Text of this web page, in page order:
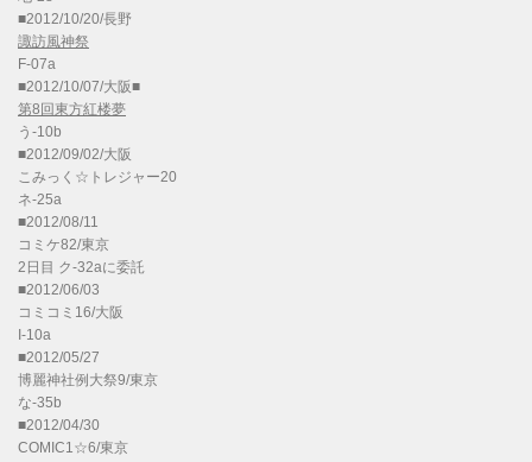
■2012/10/20/長野
諏訪風神祭
F-07a
■2012/10/07/大阪■
第8回東方紅楼夢
う-10b
■2012/09/02/大阪
こみっく☆トレジャー20
ネ-25a
■2012/08/11
コミケ82/東京
2日目 ク-32aに委託
■2012/06/03
コミコミ16/大阪
I-10a
■2012/05/27
博麗神社例大祭9/東京
な-35b
■2012/04/30
COMIC1☆6/東京